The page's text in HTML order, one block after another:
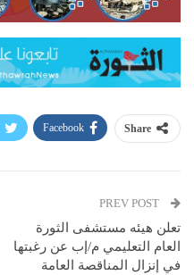
Share
Facebook
تعلن هيئه مستشفى الثورة
العام التعليمي م/إب عن رغبتها
في إنزال المناقصة العامة